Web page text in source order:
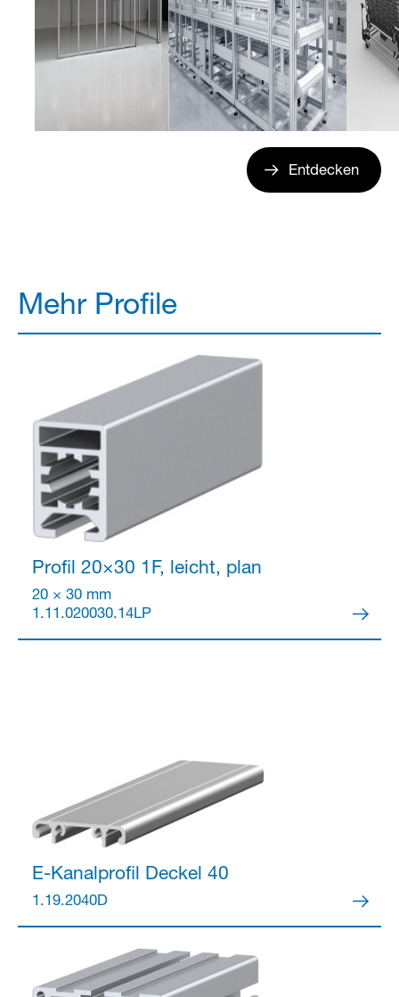
Entdecken
Mehr Profile
Profil 20×30 1F, leicht, plan
20 × 30 mm
1.11.020030.14LP
E-Kanalprofil Deckel 40
1.19.2040D